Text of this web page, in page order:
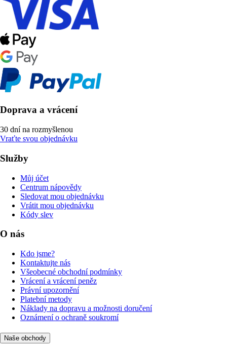
Doprava a vrácení
30 dní na rozmyšlenou
Vraťte svou objednávku
Služby
Můj účet
Centrum nápovědy
Sledovat mou objednávku
Vrátit mou objednávku
Kódy slev
O nás
Kdo jsme?
Kontaktujte nás
Všeobecné obchodní podmínky
Vrácení a vrácení peněz
Právní upozornění
Platební metody
Náklady na dopravu a možnosti doručení
Oznámení o ochraně soukromí
Naše obchody